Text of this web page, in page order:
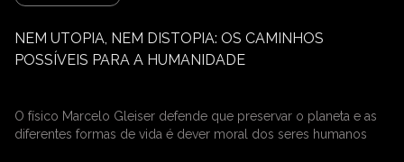
NEM UTOPIA, NEM DISTOPIA: OS CAMINHOS
POSSÍVEIS PARA A HUMANIDADE
O físico Marcelo Gleiser defende que preservar o planeta e as
diferentes formas de vida é dever moral dos seres humanos